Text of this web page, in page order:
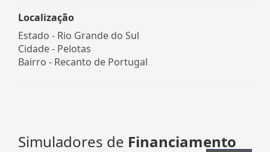
Localização
Estado - Rio Grande do Sul
Cidade - Pelotas
Bairro - Recanto de Portugal
Simuladores de Financiamento